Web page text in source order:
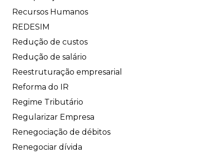
Recursos Humanos
REDESIM
Redução de custos
Redução de salário
Reestruturação empresarial
Reforma do IR
Regime Tributário
Regularizar Empresa
Renegociação de débitos
Renegociar dívida